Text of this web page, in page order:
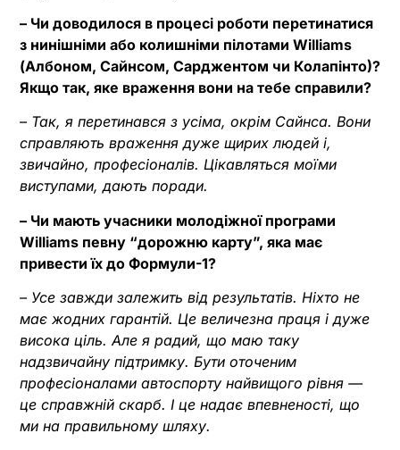
– Чи доводилося в процесі роботи перетинатися
з нинішніми або колишніми пілотами Williams
(Албоном, Сайнсом, Сарджентом чи Колапінто)?
Якщо так, яке враження вони на тебе справили?
– Так, я перетинався з усіма, окрім Сайнса. Вони
справляють враження дуже щирих людей і,
звичайно, професіоналів. Цікавляться моїми
виступами, дають поради.
– Чи мають учасники молодіжної програми
Williams певну “дорожню карту”, яка має
привести їх до Формули-1?
– Усе завжди залежить від результатів. Ніхто не
має жодних гарантій. Це величезна праця і дуже
висока ціль. Але я радий, що маю таку
надзвичайну підтримку. Бути оточеним
професіоналами автоспорту найвищого рівня —
це справжній скарб. І це надає впевненості, що
ми на правильному шляху.